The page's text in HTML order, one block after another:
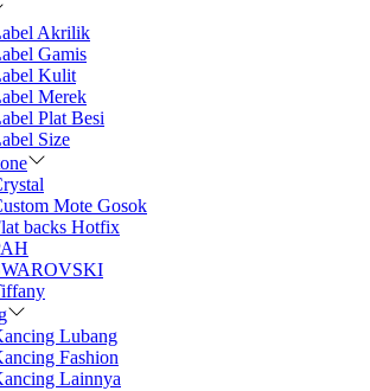
Akrilik
Gamis
Kulit
Merek
Plat Besi
Size
Mote Gosok
backs Hotfix
Lubang
Fashion
Lainnya